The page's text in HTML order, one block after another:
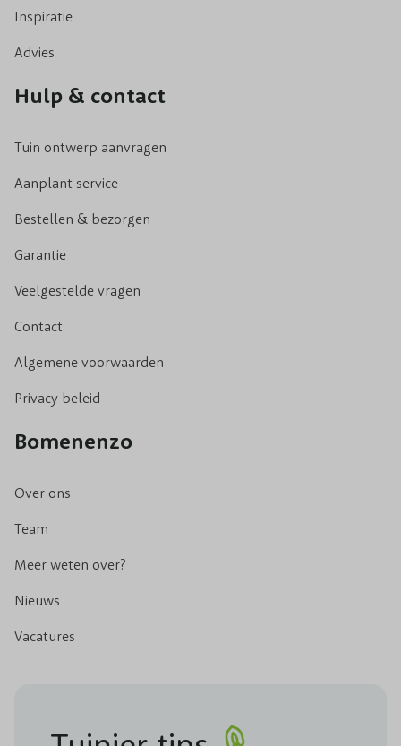
Inspiratie
Advies
Hulp & contact
Tuin ontwerp aanvragen
Aanplant service
Bestellen & bezorgen
Garantie
Veelgestelde vragen
Contact
Algemene voorwaarden
Privacy beleid
Bomenenzo
Over ons
Team
Meer weten over?
Nieuws
Vacatures